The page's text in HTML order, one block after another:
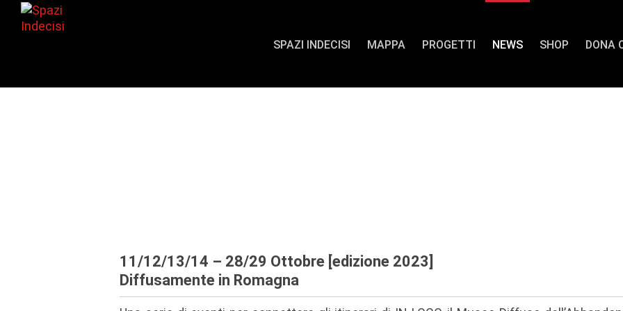
SPAZI INDECISI MAPPA PROGETTI NEWS SHOP DONA
11/12/13/14 – 28/29 Ottobre [edizione 2023]
Diffusamente in Romagna